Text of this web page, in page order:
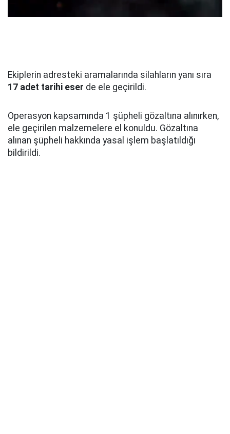
Ekiplerin adresteki aramalarında silahların yanı sıra
17 adet tarihi eser de ele geçirildi.
Operasyon kapsamında 1 şüpheli gözaltına alınırken,
ele geçirilen malzemelere el konuldu. Gözaltına
alınan şüpheli hakkında yasal işlem başlatıldığı
bildirildi.